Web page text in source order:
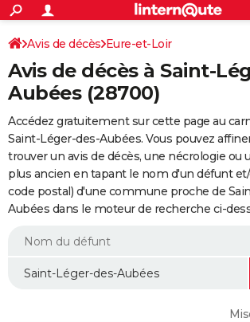
ACTUALITÉS
Politique
Société
Faits Divers
Education
Monde
Villes
+
SPORT
Coupe du monde 2026
Football
Tennis
Cyclisme
Rugby
Forum
CULTURE
FINANCE
Retraite
Impôts
Epargne
Immobilier
Risques naturels par ville
Banque
Assurance
Crédit
Essais
Réserver un essai
Citadines
Berlines
SUV
Forum auto
+
HIGH-TECH
Mobiles
Meilleur smartphone
Internet
Ordinateurs
Jeux vidéo
Guide high-tech
+
BRICOLAGE
Forum
Aménagement intérieur
Extérieur
Cuisine
Salle de bains
Jardinage
Rangement
WEEK-END
Guides de France
Escapades
Patrimoine
Expositions
Musées
Week-end nature
LIFESTYLE
S'inscrire
Connexion
Avis de décès Eure-et-Loir
Avis de décès à Saint-
Aubées (28700)
Accédez gratuitement sur cette page au
Saint-Léger-des-Aubées. Vous pouvez
trouver un avis de décès, une nécrologie ou
plus ancien en tapant le nom d'un défunt
code postal) d'une commune proche de
Aubées dans le moteur de recherche ci-